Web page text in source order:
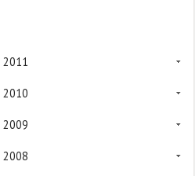
2011
2010
2009
2008